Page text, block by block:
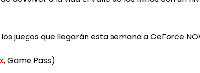
juegos que llegarán esta semana a GeForce
, Game Pass)